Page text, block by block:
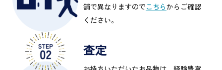
舗で異なりますのでこちらからご確認
ください。
査定